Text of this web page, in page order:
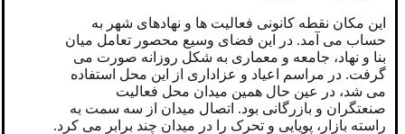
این مکان نقطه کانونی فعالیت ها و نهادهای شهر به
حساب می آمد. در این فضای وسیع محصور تعامل میان
بنا و نهاد، جامعه و معماری به شکل روزانه صورت می
گرفت. در مراسم اعیاد و عزاداری از این محل استفاده
می شد، در عین حال همین میدان محل فعالیت
صنعتگران و بازرگانی بود. اتصال میدان از سه سمت به
راسته بازار، پویایی و تحرک را در میدان چند برابر می کرد.